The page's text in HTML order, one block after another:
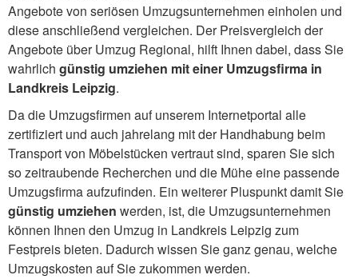
Angebote von seriösen Umzugsunternehmen einholen und
diese anschließend vergleichen. Der Preisvergleich der
Angebote über Umzug Regional, hilft Ihnen dabei, dass Sie
wahrlich günstig umziehen mit einer Umzugsfirma in
Landkreis Leipzig.
Da die Umzugsfirmen auf unserem Internetportal alle
zertifiziert und auch jahrelang mit der Handhabung beim
Transport von Möbelstücken vertraut sind, sparen Sie sich
so zeitraubende Recherchen und die Mühe eine passende
Umzugsfirma aufzufinden. Ein weiterer Pluspunkt damit Sie
günstig umziehen werden, ist, die Umzugsunternehmen
können Ihnen den Umzug in Landkreis Leipzig zum
Festpreis bieten. Dadurch wissen Sie ganz genau, welche
Umzugskosten auf Sie zukommen werden.